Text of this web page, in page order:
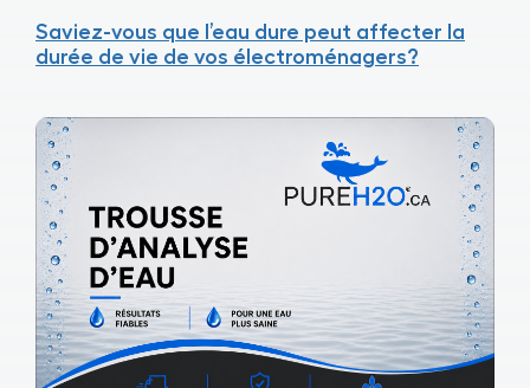
Saviez-vous que l’eau dure peut affecter la
durée de vie de vos électroménagers?